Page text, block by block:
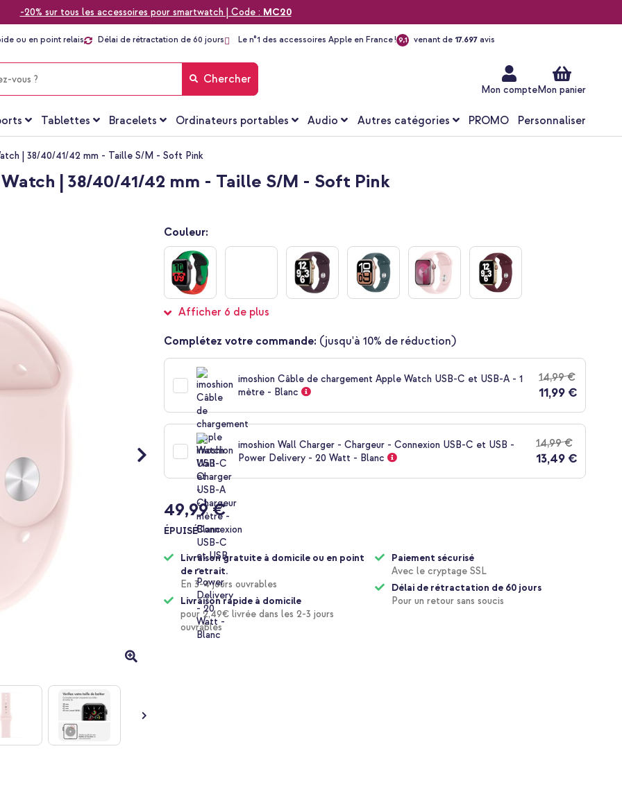
-20% sur tous les accessoires pour smartwatch | Code : MC20
ou en point relais Délai de rétractation de 60 jours Le n°1 des accessoires Apple en France ! 9,1 venant de 17.697 avis
Mon compteMon panier
Chercher
Tablettes Bracelets Ordinateurs portables Audio Autres catégories PROMO Personnaliser
| 38/40/41/42 mm - Taille S/M - Soft Pink
| 38/40/41/42 mm - Taille S/M - Soft Pink
Couleur:
Afficher 6 de plus
Complétez votre commande: (jusqu'à 10% de réduction)
imoshion Câble de chargement Apple Watch USB-C et USB-A - 1
mètre - Blanc
14,99 €
11,99 €
imoshion Wall Charger - Chargeur - Connexion USB-C et USB -
Power Delivery - 20 Watt - Blanc
14,99 €
13,49 €
49,99 €
ÉPUISÉ
Livraison gratuite à domicile ou en point
de retrait.
En 3-4 jours ouvrables
Livraison rapide à domicile
pour 2,49€ livrée dans les 2-3 jours
ouvrables
Paiement sécurisé
Avec le cryptage SSL
Délai de rétractation de 60 jours
Pour un retour sans soucis